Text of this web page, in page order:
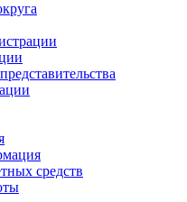
средств